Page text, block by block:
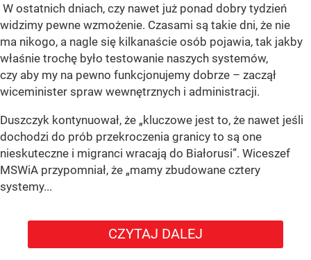
W ostatnich dniach, czy nawet już ponad dobry tydzień
widzimy pewne wzmożenie. Czasami są takie dni, że nie
ma nikogo, a nagle się kilkanaście osób pojawia, tak jakby
właśnie trochę było testowanie naszych systemów,
czy aby my na pewno funkcjonujemy dobrze – zaczął
wiceminister spraw wewnętrznych i administracji.
Duszczyk kontynuował, że „kluczowe jest to, że nawet jeśli
dochodzi do prób przekroczenia granicy to są one
nieskuteczne i migranci wracają do Białorusi”. Wiceszef
MSWiA przypomniał, że „mamy zbudowane cztery
systemy...
CZYTAJ DALEJ